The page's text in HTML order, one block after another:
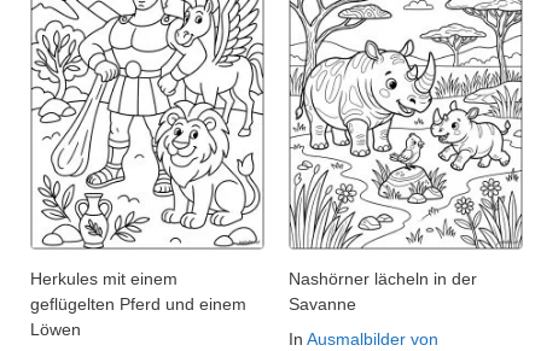
Herkules mit einem
geflügelten Pferd und einem
Löwen
Nashörner lächeln in der
Savanne
In Ausmalbilder von